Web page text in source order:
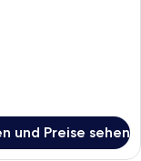
und Preise sehen